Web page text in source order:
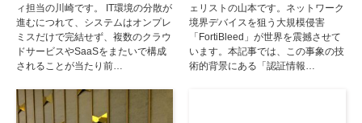
ィ担当の川崎です。 IT環境の分散が
進むにつれて、システムはオンプレ
ミスだけで完結せず、複数のクラウ
ドサービスやSaaSをまたいで構成
されることが当たり前…
ェリストの山本です。ネットワーク
境界デバイスを狙う大規模侵害
「FortiBleed」が世界を震撼させて
います。本記事では、この事象の技
術的背景にある「認証情報…